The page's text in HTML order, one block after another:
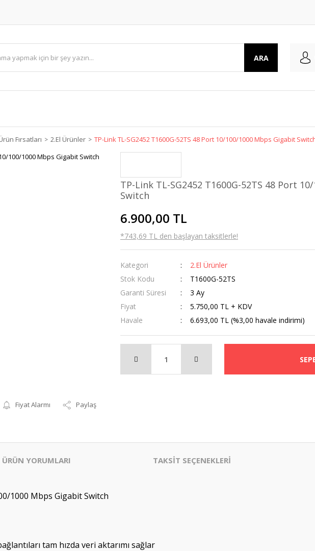
ARA
Fırsatları 2.El Ürünler TP-Link TL-SG2452 T1600G-52TS 48 Port 10/100/1000 Mbps Gigabit
Fiyat Alarmı Paylaş
TP-Link TL-SG2452 T1600G-52TS 48 Port
Switch
6.900,00 TL
*743,69 TL den başlayan taksitlerle!
Kategori
2.El Ürünler
Stok Kodu
T1600G-52TS
Garanti Süresi
3 Ay
Fiyat
5.750,00 TL + KDV
Havale
6.693,00 TL (%3,00 havale indirimi)
ÜRÜN YORUMLARI TAKSİT SEÇENEKLERİ
1000 Mbps Gigabit Switch
tam hızda veri aktarımı sağlar